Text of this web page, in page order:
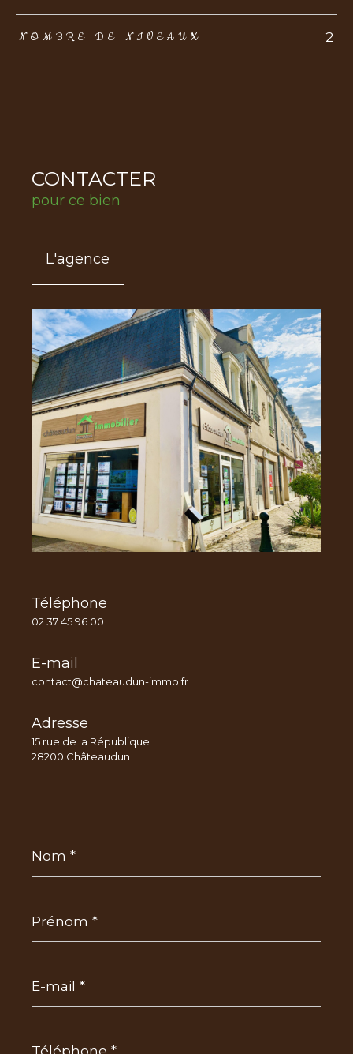
NOMBRE DE NIVEAUX 2
CONTACTER
pour ce bien
L'agence
Téléphone
02 37 45 96 00
E-mail
contact@chateaudun-immo.fr
Adresse
15 rue de la République
28200 Châteaudun
*
*